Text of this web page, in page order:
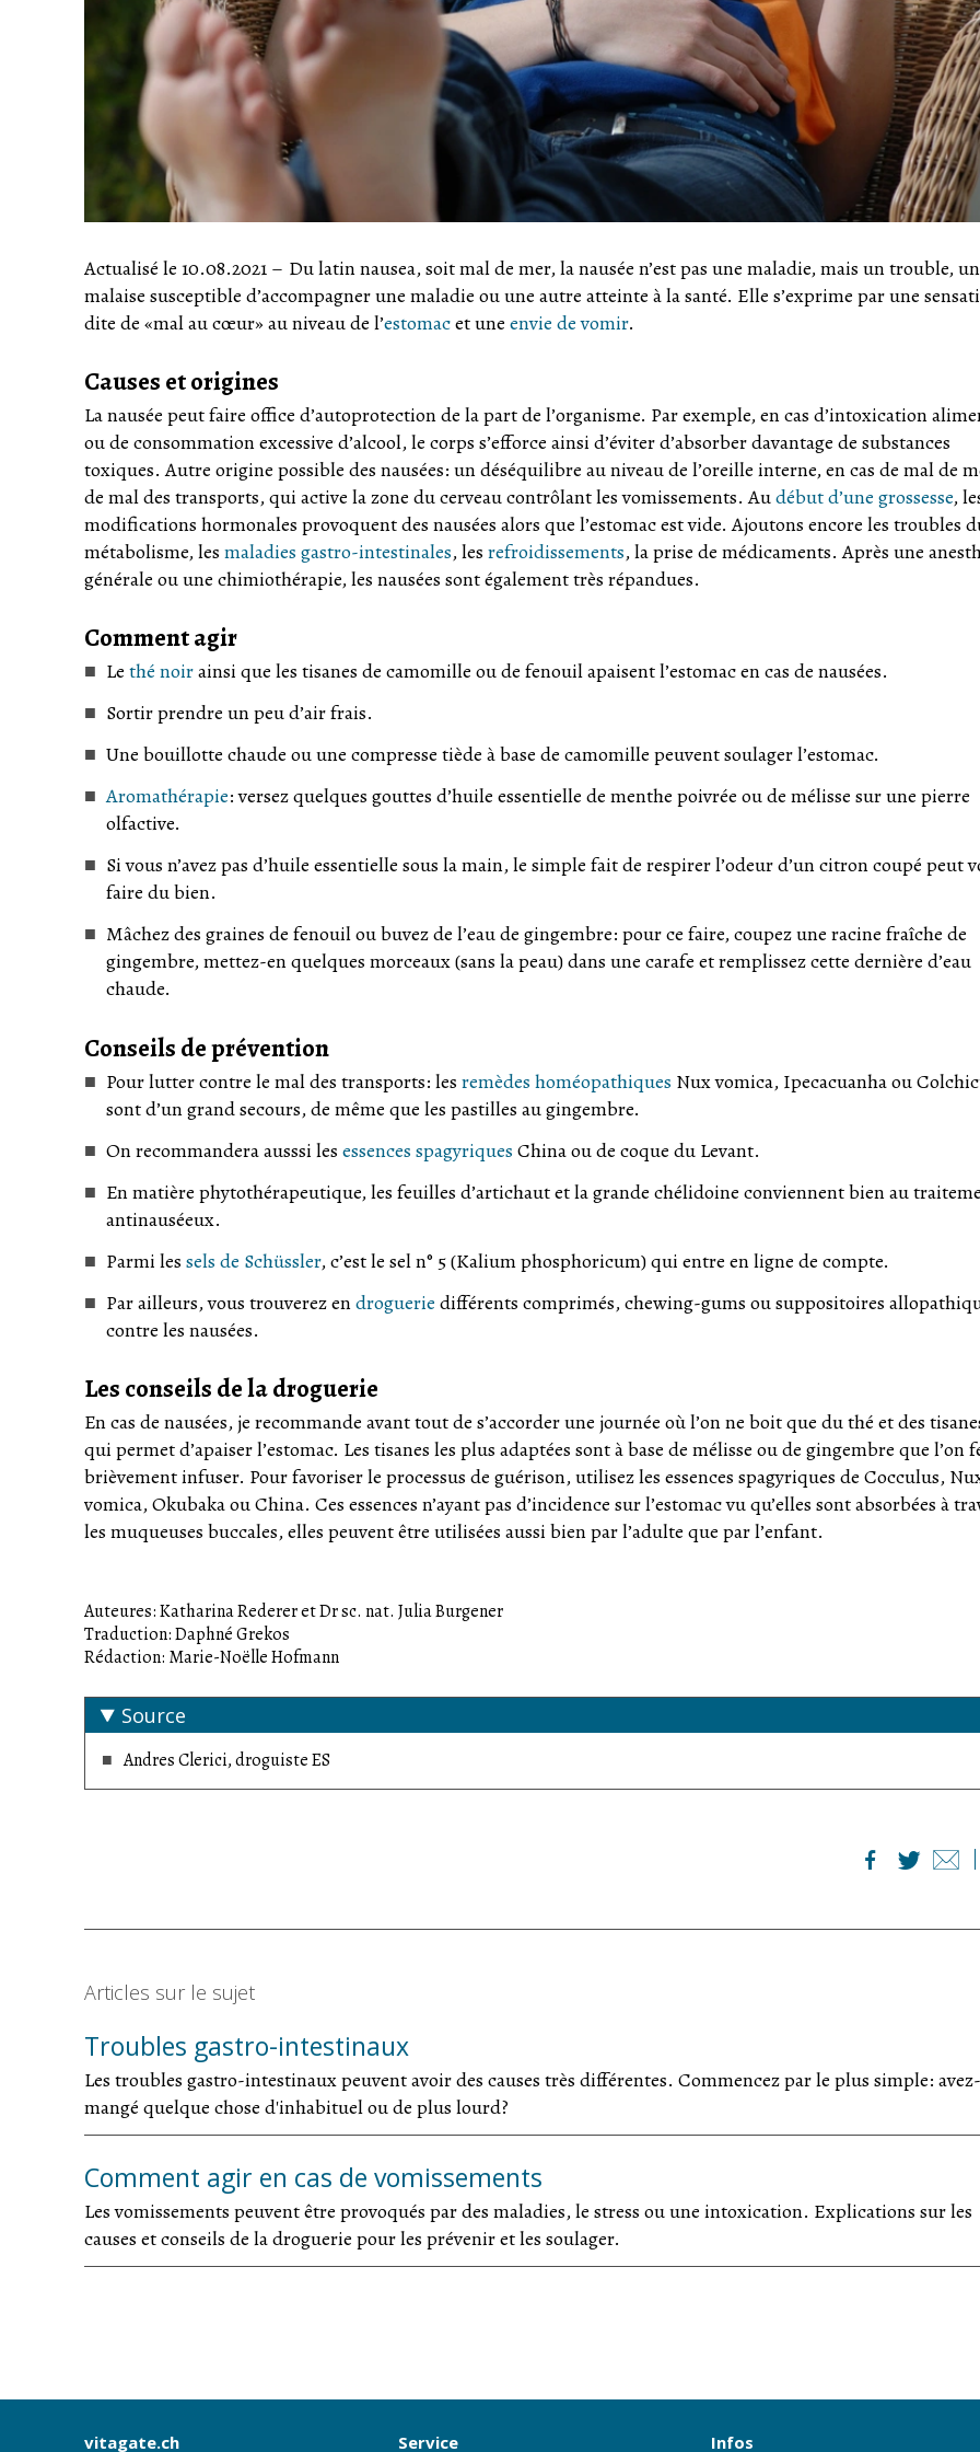
Actualisé le 10.08.2021 – Du latin nausea, soit mal de mer, la nausée n’est pas une maladie, mais un trouble, un
malaise susceptible d’accompagner une maladie ou une autre atteinte à la santé. Elle s’exprime par une
dite de «mal au cœur» au niveau de l’estomacet une envie de vomir.
Causes et origines
La nausée peut faire office d’autoprotection de la part de l’organisme. Par exemple, en cas d’intoxication
ou de consommation excessive d’alcool, le corps s’efforce ainsi d’éviter d’absorber davantage de substances
toxiques. Autre origine possible des nausées: un déséquilibre au niveau de l’oreille interne, en cas de mal de
de mal des transports, qui active la zone du cerveau contrôlant les vomissements. Audébut d’une grossesse,
modifications hormonales provoquent des nausées alors que l’estomac est vide. Ajoutons encore les troubles
métabolisme, les maladies gastro-intestinales, les refroidissements, la prise de médicaments. Après une
générale ou une chimiothérapie, les nausées sont également très répandues.
Comment agir
Le thé noirainsi que les tisanes de camomille ou de fenouil apaisent l’estomac en cas de nausées.
Sortir prendre un peu d’air frais.
Une bouillotte chaude ou une compresse tiède à base de camomille peuvent soulager l’estomac.
Aromathérapie: versez quelques gouttes d’huile essentielle de menthe poivrée ou de mélisse sur une pierre
olfactive.
Si vous n’avez pas d’huile essentielle sous la main, le simple fait de respirer l’odeur d’un citron coupé peut
faire du bien.
Mâchez des graines de fenouil ou buvez de l’eau de gingembre: pour ce faire, coupez une racine fraîche de
gingembre, mettez-en quelques morceaux (sans la peau) dans une carafe et remplissez cette dernière d’eau
chaude.
Conseils de prévention
Pour lutter contre le mal des transports: les remèdes homéopathiques Nux vomica, Ipecacuanha ou
sont d’un grand secours, de même que les pastilles au gingembre.
On recommandera ausssi les essences spagyriques China ou de coque du Levant.
En matière phytothérapeutique, les feuilles d’artichaut et la grande chélidoine conviennent bien au
antinauséeux.
Parmi les sels de Schüssler, c’est le sel n° 5 (Kalium phosphoricum) qui entre en ligne de compte.
Par ailleurs, vous trouverez endroguerie différents comprimés, chewing-gums ou suppositoires
contre les nausées.
Les conseils de la droguerie
En cas de nausées, je recommande avant tout de s’accorder une journée où l’on ne boit que du thé et des
qui permet d’apaiser l’estomac. Les tisanes les plus adaptées sont à base de mélisse ou de gingembre que l’on
brièvement infuser. Pour favoriser le processus de guérison, utilisez les essences spagyriques de Cocculus,
vomica, Okubaka ou China. Ces essences n’ayant pas d’incidence sur l’estomac vu qu’elles sont absorbées à
les muqueuses buccales, elles peuvent être utilisées aussi bien par l’adulte que par l’enfant.
Auteures: Katharina Rederer et Dr sc. nat. Julia Burgener
Traduction: Daphné Grekos
Rédaction: Marie-Noëlle Hofmann
Source
Andres Clerici, droguiste ES
Articles sur le sujet
Troubles gastro-intestinaux
Les troubles gastro-intestinaux peuvent avoir des causes très différentes. Commencez par le plus simple:
mangé quelque chose d'inhabituel ou de plus lourd?
Comment agir en cas de vomissements
Les vomissements peuvent être provoqués par des maladies, le stress ou une intoxication. Explications sur les
causes et conseils de la droguerie pour les prévenir et les soulager.
vitagate.ch Service Infos